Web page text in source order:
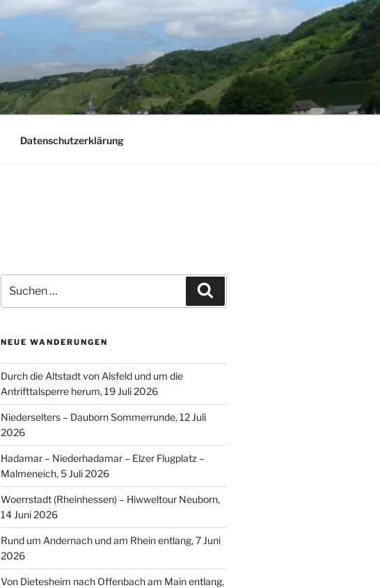
Datenschutzerklärung
nach:
NEUE WANDERUNGEN
Durch die Altstadt von Alsfeld und um die
Antrifttalsperre herum, 19 Juli 2026
Niederselters – Dauborn Sommerrunde, 12 Juli
2026
Hadamar – Niederhadamar – Elzer Flugplatz –
Malmeneich, 5 Juli 2026
Woerrstadt (Rheinhessen) – Hiwweltour Neuborn,
14 Juni 2026
Rund um Andernach und am Rhein entlang, 7 Juni
2026
Von Dietesheim nach Offenbach am Main entlang,